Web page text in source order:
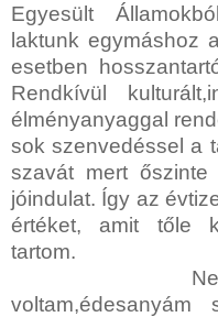
Egyesült
laktunk egymáshoz
esetben
Rendkívül
élményanyaggal
sok szenvedéssel a
szavát mert
jóindulat. Így az
értéket, amit tőle
tartom.
Negyed